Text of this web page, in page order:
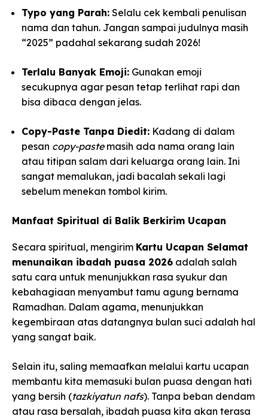
Typo yang Parah: Selalu cek kembali penulisan
nama dan tahun. Jangan sampai judulnya masih
“2025” padahal sekarang sudah 2026!
Terlalu Banyak Emoji: Gunakan emoji
secukupnya agar pesan tetap terlihat rapi dan
bisa dibaca dengan jelas.
Copy-Paste Tanpa Diedit: Kadang di dalam
pesan copy-pastemasih ada nama orang lain
atau titipan salam dari keluarga orang lain. Ini
sangat memalukan, jadi bacalah sekali lagi
sebelum menekan tombol kirim.
Manfaat Spiritual di Balik Berkirim Ucapan
Secara spiritual, mengirim Kartu Ucapan Selamat
menunaikan ibadah puasa 2026 adalah salah
satu cara untuk menunjukkan rasa syukur dan
kebahagiaan menyambut tamu agung bernama
Ramadhan. Dalam agama, menunjukkan
kegembiraan atas datangnya bulan suci adalah hal
yang sangat baik.
Selain itu, saling memaafkan melalui kartu ucapan
membantu kita memasuki bulan puasa dengan hati
yang bersih (tazkiyatun nafs). Tanpa beban dendam
atau rasa bersalah, ibadah puasa kita akan terasa